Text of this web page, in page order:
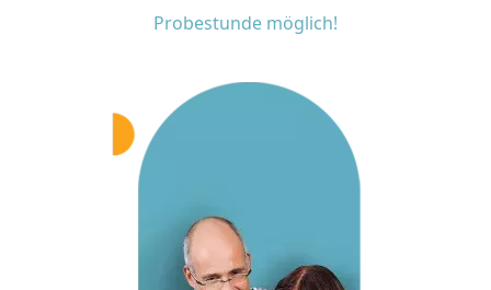
Probestunde möglich!